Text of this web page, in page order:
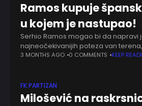
Ramos kupuje
u kojem je nastupao!
Serhio Ramos mogao bi da napravi
najneočekivanijih poteza van
pisanju španskih medija, veoma
3 MONTHS AGO 0 COMMENTS KEEP
FK PARTIZAN
Milošević na